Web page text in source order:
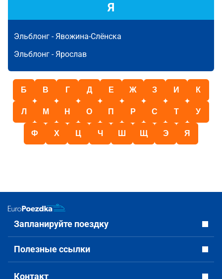
Я
Эльблонг - Явожина-Слёнска
Эльблонг - Ярослав
Б В Г Д Е Ж З И К
Л М Н О П Р С Т У
Ф Х Ц Ч Ш Щ Э Я
Запланируйте поездку
Полезные ссылки
Контакт